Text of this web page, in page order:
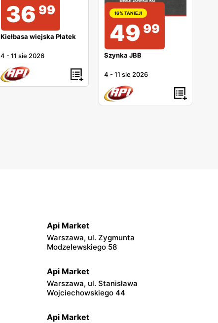
36 99
Kiełbasa wiejska Płatek
4 -11 sie 2026
16% TANIEJ!
49 99
Szynka JBB
4 -11 sie 2026
Api Market
Warszawa, ul. Zygmunta
Modzelewskiego 58
Api Market
Warszawa, ul. Stanisława
Wojciechowskiego 44
Api Market